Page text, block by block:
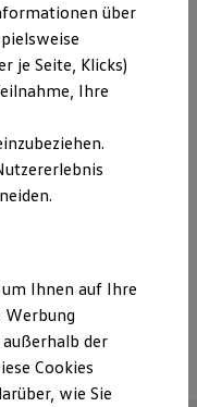
-18:00 Uhr
über
je Seite, Klicks)
Ihre
Ihnen auf Ihre
Werbung
der
Cookies
wie Sie